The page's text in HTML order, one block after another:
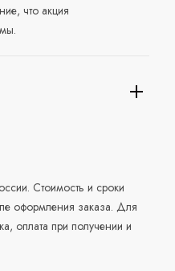
что акция
Стоимость и сроки
оформления заказа. Для
оплата при получении и